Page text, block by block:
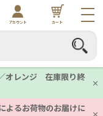
オレンジ 在庫限り終
よるお荷物のお届けに
アカウント カート